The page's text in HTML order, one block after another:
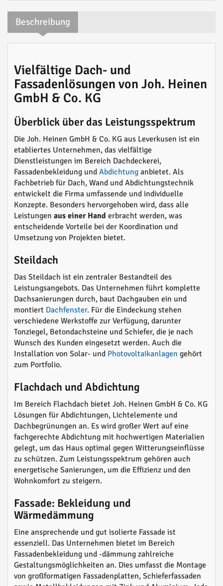
Beschreibung
Vielfältige Dach- und
Fassadenlösungen von Joh. Heinen
GmbH & Co. KG
Überblick über das Leistungsspektrum
Die Joh. Heinen GmbH & Co. KG aus Leverkusen ist ein
etabliertes Unternehmen, das vielfältige
Dienstleistungen im Bereich Dachdeckerei,
Fassadenbekleidung und Abdichtung anbietet. Als
Fachbetrieb für Dach, Wand und Abdichtungstechnik
entwickelt die Firma umfassende und individuelle
Konzepte. Besonders hervorgehoben wird, dass alle
Leistungen aus einer Hand erbracht werden, was
entscheidende Vorteile bei der Koordination und
Umsetzung von Projekten bietet.
Steildach
Das Steildach ist ein zentraler Bestandteil des
Leistungsangebots. Das Unternehmen führt komplette
Dachsanierungen durch, baut Dachgauben ein und
montiert Dachfenster. Für die Eindeckung stehen
verschiedene Werkstoffe zur Verfügung, darunter
Tonziegel, Betondachsteine und Schiefer, die je nach
Wunsch des Kunden eingesetzt werden. Auch die
Installation von Solar- und Photovoltaikanlagen gehört
zum Portfolio.
Flachdach und Abdichtung
Im Bereich Flachdach bietet Joh. Heinen GmbH & Co. KG
Lösungen für Abdichtungen, Lichtelemente und
Dachbegrünungen an. Es wird großer Wert auf eine
fachgerechte Abdichtung mit hochwertigen Materialien
gelegt, um das Haus optimal gegen Witterungseinflüsse
zu schützen. Zum Leistungsspektrum gehören auch
energetische Sanierungen, um die Effizienz und den
Wohnkomfort zu steigern.
Fassade: Bekleidung und
Wärmedämmung
Eine ansprechende und gut isolierte Fassade ist
essenziell. Das Unternehmen bietet im Bereich
Fassadenbekleidung und -dämmung zahlreiche
Gestaltungsmöglichkeiten an. Dies umfasst die Montage
von großformatigen Fassadenplatten, Schieferfassaden